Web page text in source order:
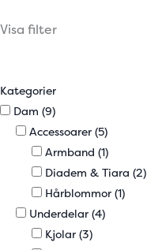
Visa filter
Kategorier
Dam (9)
Accessoarer (5)
Armband (1)
Diadem & Tiara (2)
Hårblommor (1)
Underdelar (4)
Kjolar (3)